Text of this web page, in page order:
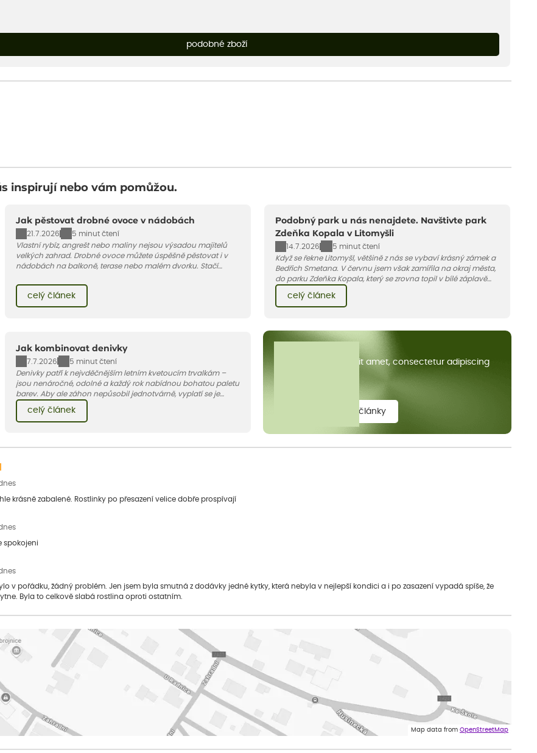
podobné zboží
inspirují nebo vám pomůžou.
Jak pěstovat drobné ovoce v nádobách
21.7.2026
5 minut čtení
Vlastní rybíz, angrešt nebo maliny nejsou výsadou majitelů
velkých zahrad. Drobné ovoce můžete úspěšně pěstovat i v
nádobách na balkoně, terase nebo malém dvorku. Stačí
pár základních pravidel. V tomto článku vám poradíme, jak na
celý článek
Podobný park u nás nenajdete. Navštivte park
Zdeňka Kopala v Litomyšli
14.7.2026
5 minut čtení
Když se řekne Litomyšl, většině z nás se vybaví krásný zámek a
Bedřich Smetana. V červnu jsem však zamířila na okraj města,
do parku Zdeňka Kopala, který se zrovna topil v bílé záplavě
nim pár řádků o tom, jak tento jedinečný kus krajiny vznikl.
celý článek
Jak kombinovat denivky
7.7.2026
5 minut čtení
Denivky patří k nejvděčnějším letním kvetoucím trvalkám –
jsou nenáročné, odolné a každý rok nabídnou bohatou paletu
barev. Aby ale záhon nepůsobil jednotvárně, vyplatí se je
doplnit vhodnými sousedy. V dnešním článku vám ukážeme, s
jakými trvalkami a travinami denivky nejlépe ladí.
celý článek
Lorem ipsum dolor sit amet, consectetur adipiscing
zobrazit všechny články
krásně zabalené. Rostlinky po přesazení velice dobře prospívají
spokojeni
v pořádku, žádný problém. Jen jsem byla smutná z dodávky jedné kytky, která nebyla v nejlepší kondici a i po zasazení vypadá spíše, že
Byla to celkově slabá rostlina oproti ostatním.
Map data from OpenStreetMap